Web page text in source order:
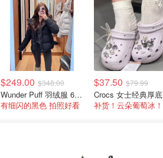
$249.00 $348.00
Wunder Puff 羽绒服 600蓬松度
有细闪的黑色 拍照好看
$37.50 $79.99
补货！云朵葡萄冰！